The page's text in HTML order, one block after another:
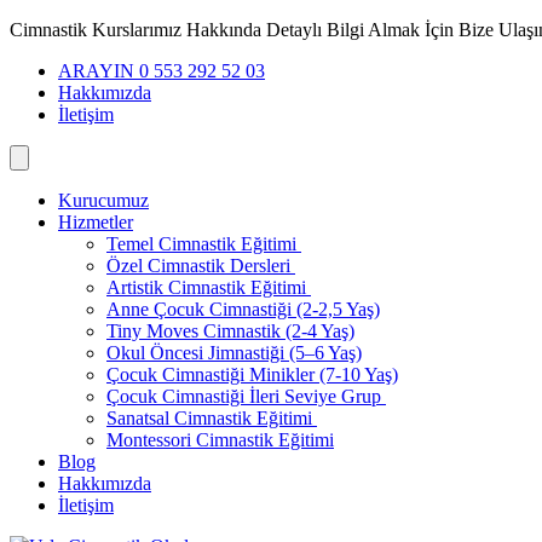
İçeriğe
Cimnastik Kurslarımız Hakkında Detaylı Bilgi Almak İçin Bize
ARAYIN 0 553 292 52 03
Hakkımızda
İletişim
Kurucumuz
Hizmetler
Temel Cimnastik Eğitimi
Özel Cimnastik Dersleri
Artistik Cimnastik Eğitimi
Anne Çocuk Cimnastiği (2-2,5 Yaş)
Tiny Moves Cimnastik (2-4 Yaş)
Okul Öncesi Jimnastiği (5–6 Yaş)
Çocuk Cimnastiği Minikler (7-10 Yaş)
Çocuk Cimnastiği İleri Seviye Grup
Sanatsal Cimnastik Eğitimi
Montessori Cimnastik Eğitimi
Blog
Hakkımızda
İletişim